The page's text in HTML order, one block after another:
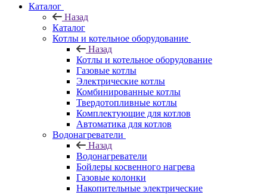
Каталог
Назад
Каталог
Котлы и котельное оборудование
Назад
Котлы и котельное оборудование
Газовые котлы
Электрические котлы
Комбинированные котлы
Твердотопливные котлы
Комплектующие для котлов
Автоматика для котлов
Водонагреватели
Назад
Водонагреватели
Бойлеры косвенного нагрева
Газовые колонки
Накопительные электрические